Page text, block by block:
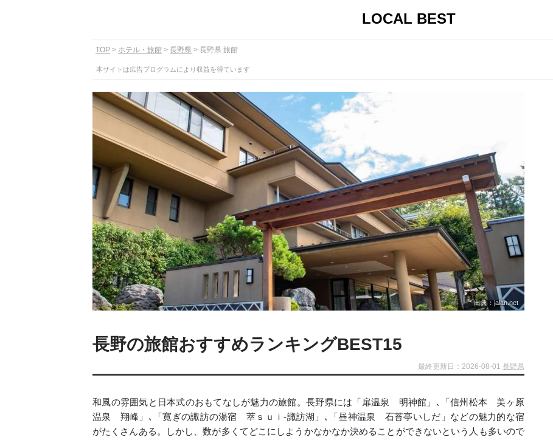
LOCAL BEST
TOP ホテル・旅館 長野県 長野県 旅館
本サイトは広告プログラムにより収益を得ています
出典：jalan.net
長野の旅館おすすめランキングBEST15
最終更新日：2026-08-01 長野県
和風の雰囲気と日本式のおもてなしが魅力の旅館。長野県には「扉温泉 明神館」､「信州松本 美ヶ原
温泉 翔峰」､「寛ぎの諏訪の湯宿 萃ｓｕｉ‐諏訪湖」､「昼神温泉 石苔亭いしだ」などの魅力的な宿
がたくさんある。しかし、数が多くてどこにしようかなかなか決めることができないという人も多いので